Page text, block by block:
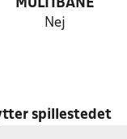
MULTIBANE
Nej
spillestedet